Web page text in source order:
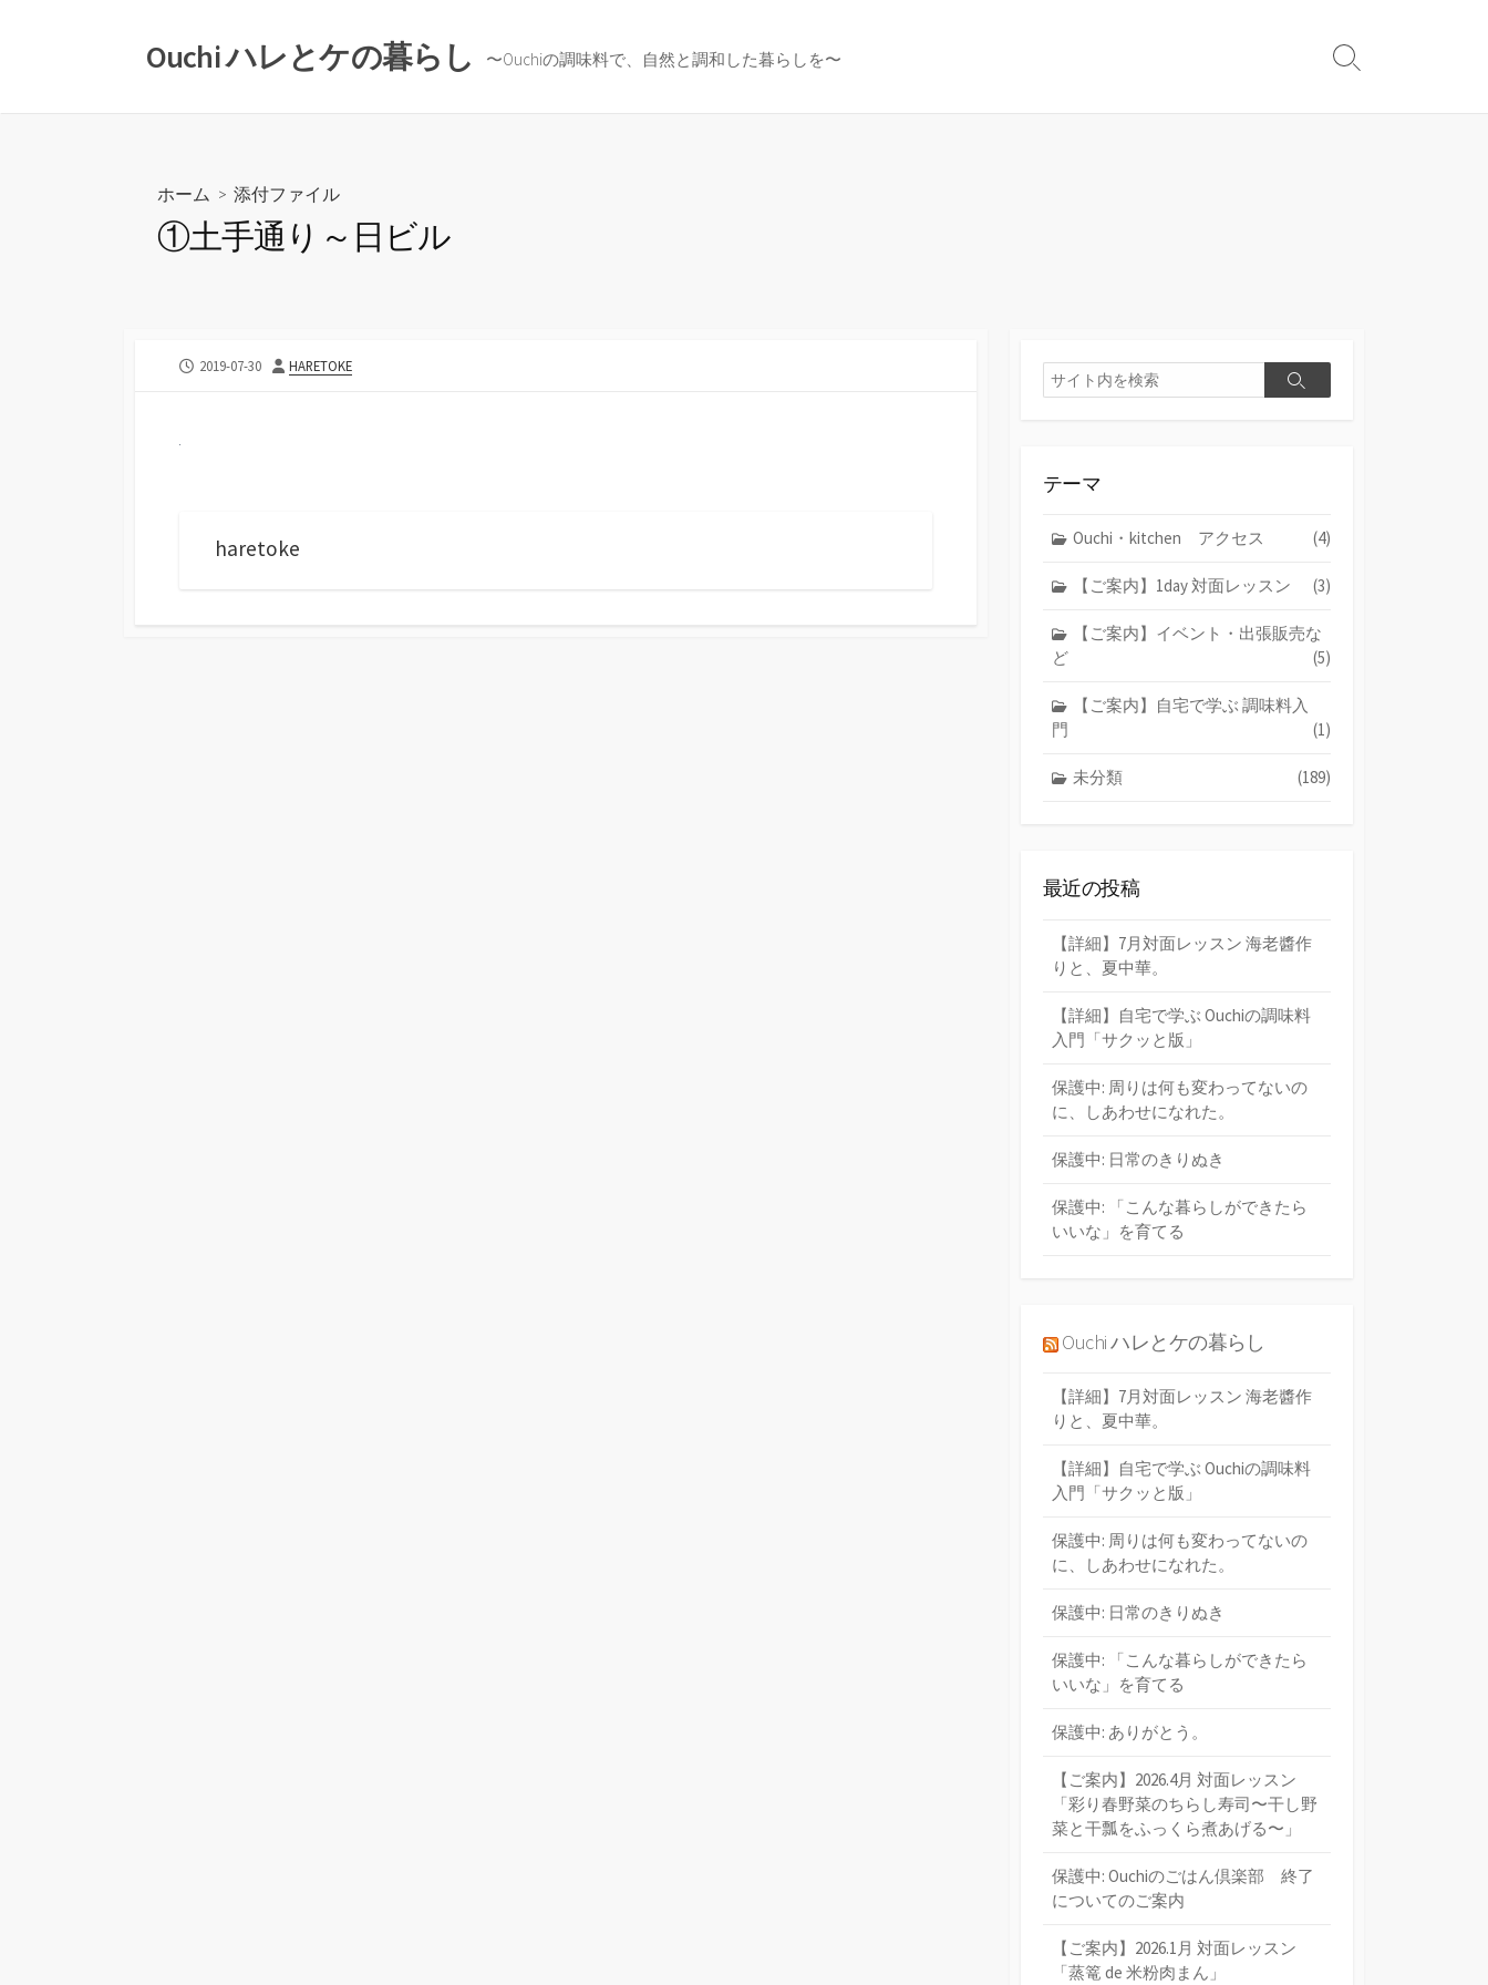
Ouchi ハレとケの暮らし 〜Ouchiの調味料で、自然と調和した暮らしを〜
検
ホーム > 添付ファイル
①土手通り～日ビル
公
2019-07-30
投
HARETOKE
haretoke
検
索
検
テーマ
Ouchi・kitchen アクセス (4)
【ご案内】1day 対面レッスン (3)
【ご案内】イベント・出張販売な
ど
(5)
【ご案内】自宅で学ぶ 調味料入
門
(1)
未分類 (189)
最近の投稿
【詳細】7月対面レッスン 海老醬作
りと、夏中華。
【詳細】自宅で学ぶ Ouchiの調味料
入門「サクッと版」
保護中: 周りは何も変わってないの
に、しあわせになれた。
保護中: 日常のきりぬき
保護中: 「こんな暮らしができたら
いいな」を育てる
Ouchi ハレとケの暮らし
【詳細】7月対面レッスン 海老醬作
りと、夏中華。
【詳細】自宅で学ぶ Ouchiの調味料
入門「サクッと版」
保護中: 周りは何も変わってないの
に、しあわせになれた。
保護中: 日常のきりぬき
保護中: 「こんな暮らしができたら
いいな」を育てる
保護中: ありがとう。
【ご案内】2026.4月 対面レッスン
「彩り春野菜のちらし寿司〜干し野
菜と干瓢をふっくら煮あげる〜」
保護中: Ouchiのごはん倶楽部 終了
についてのご案内
【ご案内】2026.1月 対面レッスン
「蒸篭 de 米粉肉まん」